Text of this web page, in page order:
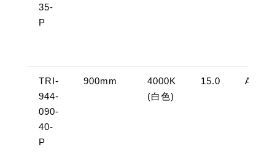
35-
P
TRI-
944-
090-
40-
P
900mm
4000K
(白色)
15.0